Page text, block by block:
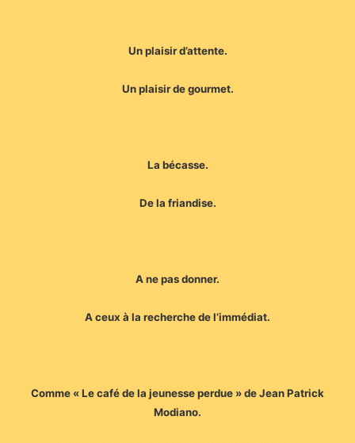
Un plaisir d’attente.
Un plaisir de gourmet.
La bécasse.
De la friandise.
A ne pas donner.
A ceux à la recherche de l’immédiat.
Comme « Le café de la jeunesse perdue » de Jean Patrick
Modiano.